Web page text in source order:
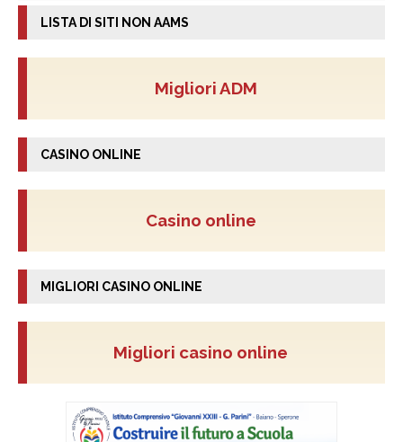
LISTA DI SITI NON AAMS
Migliori ADM
CASINO ONLINE
Casino online
MIGLIORI CASINO ONLINE
Migliori casino online